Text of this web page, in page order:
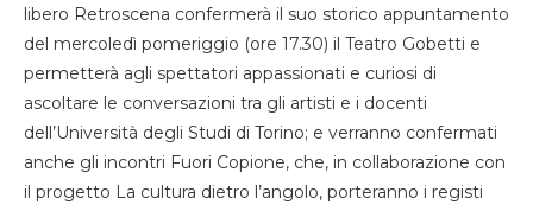
libero Retroscena confermerà il suo storico appuntamento
del mercoledì pomeriggio (ore 17.30) il Teatro Gobetti e
permetterà agli spettatori appassionati e curiosi di
ascoltare le conversazioni tra gli artisti e i docenti
dell’Università degli Studi di Torino; e verranno confermati
anche gli incontri Fuori Copione, che, in collaborazione con
il progetto La cultura dietro l’angolo, porteranno i registi